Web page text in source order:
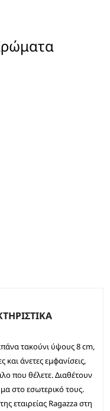
τακούνι ύψους 8 cm,
άνετες εμφανίσεις,
που θέλετε. Διαθέτουν
στο εσωτερικό τους.
εταιρείας Ragazza στη